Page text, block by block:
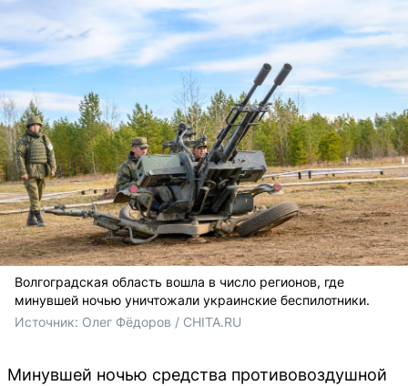
Волгоградская область вошла в число регионов, где
минувшей ночью уничтожали украинские беспилотники.
Источник: Олег Фёдоров / CHITA.RU
Минувшей ночью средства противовоздушной